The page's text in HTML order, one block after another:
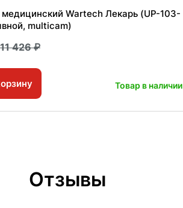
Wartech Лекарь (UP-103-
multicam)
11 426
Товар в наличии
Отзывы